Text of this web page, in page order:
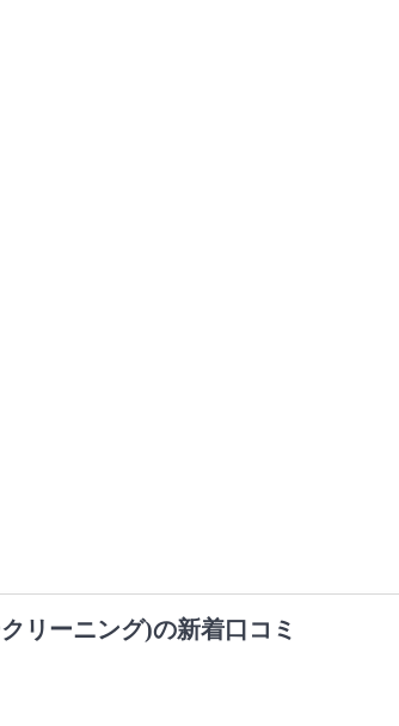
リーニング)の新着口コミ